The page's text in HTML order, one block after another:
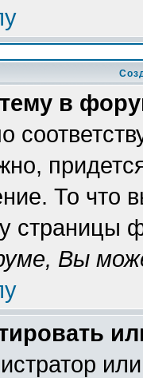
в
То что
страницы
Вы